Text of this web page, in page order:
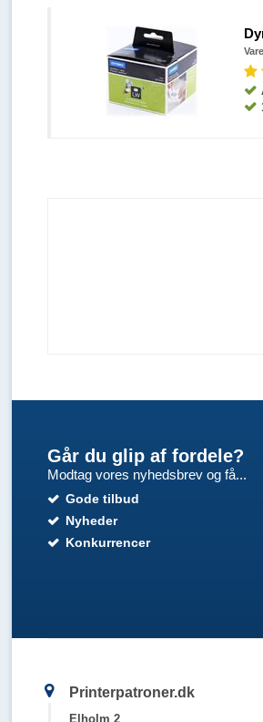
Går du glip af fordele?
Modtag vores nyhedsbrev og få...
Gode tilbud
Nyheder
Konkurrencer
Printerpatroner.dk
Elholm 2